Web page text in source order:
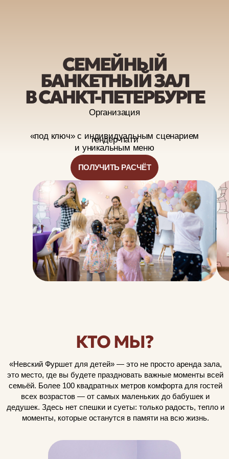
СЕМЕЙНЫЙ
БАНКЕТНЫЙ ЗАЛ
В САНКТ-ПЕТЕРБУРГЕ
Организация
«под ключ» с индивидуальным сценарием
и уникальным меню
гендер-пати
ПОЛУЧИТЬ РАСЧЁТ
«Невский Фуршет для детей» — это не просто аренда зала,
это место, где вы будете праздновать важные моменты всей
семьёй. Более 100 квадратных метров комфорта для гостей
всех возрастов — от самых маленьких до бабушек и
дедушек. Здесь нет спешки и суеты: только радость, тепло и
моменты, которые останутся в памяти на всю жизнь.
КТО МЫ?